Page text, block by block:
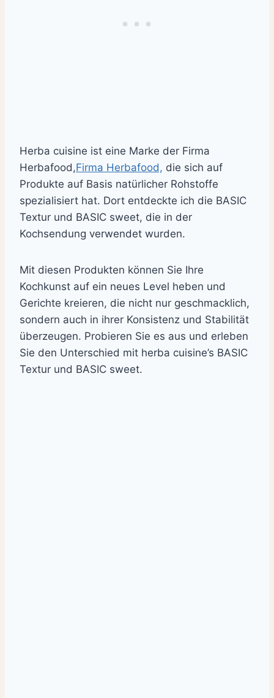
Herba cuisine ist eine Marke der Firma
Herbafood,Firma Herbafood, die sich auf
Produkte auf Basis natürlicher Rohstoffe
spezialisiert hat. Dort entdeckte ich die BASIC
Textur und BASIC sweet, die in der
Kochsendung verwendet wurden.
Mit diesen Produkten können Sie Ihre
Kochkunst auf ein neues Level heben und
Gerichte kreieren, die nicht nur geschmacklich,
sondern auch in ihrer Konsistenz und Stabilität
überzeugen. Probieren Sie es aus und erleben
Sie den Unterschied mit herba cuisine’s BASIC
Textur und BASIC sweet.